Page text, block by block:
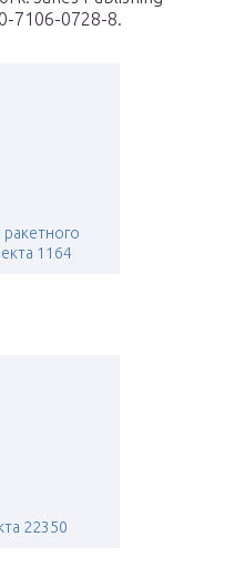
7106-0728-8.
1164
22350